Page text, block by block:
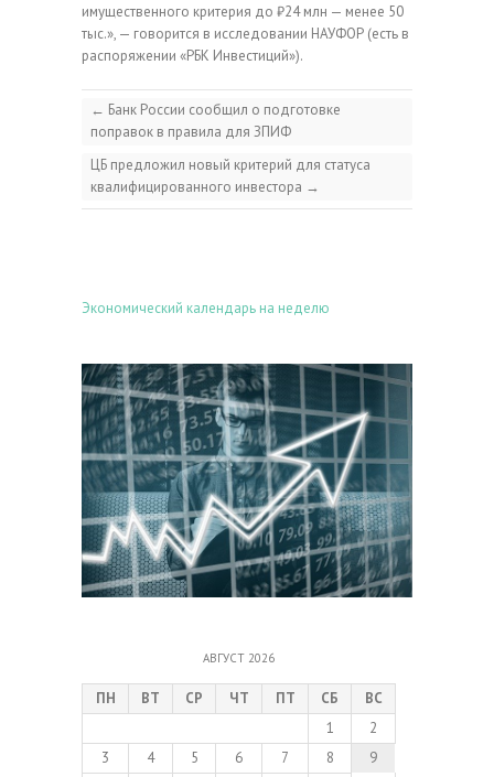
имущественного критерия до ₽24 млн — менее 50
тыс.», — говорится в исследовании НАУФОР (есть в
распоряжении «РБК Инвестиций»).
← Банк России сообщил о подготовке
поправок в правила для ЗПИФ
ЦБ предложил новый критерий для статуса
квалифицированного инвестора →
Экономический календарь на неделю
АВГУСТ 2026
ПН ВТ СР ЧТ ПТ СБ
ВС
1
2
3
4 5 6 7 8 9